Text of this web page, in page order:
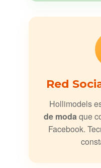
Red
Hollimodels
de modaque
Facebook.